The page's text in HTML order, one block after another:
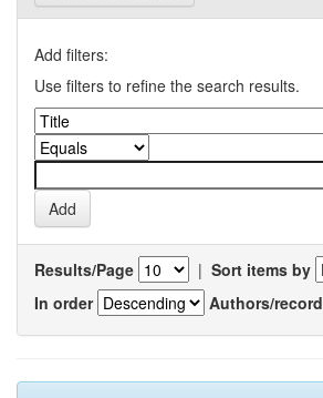
Add filters:
Use filters to refine the search results.
Results/Page | Sort items by
In order
Authors/record